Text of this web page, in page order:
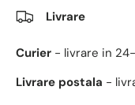
Livrare
Curier - livrare in
Livrare postala -